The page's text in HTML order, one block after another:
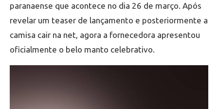
paranaense que acontece no dia 26 de março. Após
revelar um teaser de lançamento e posteriormente a
camisa cair na net, agora a fornecedora apresentou
oficialmente o belo manto celebrativo.